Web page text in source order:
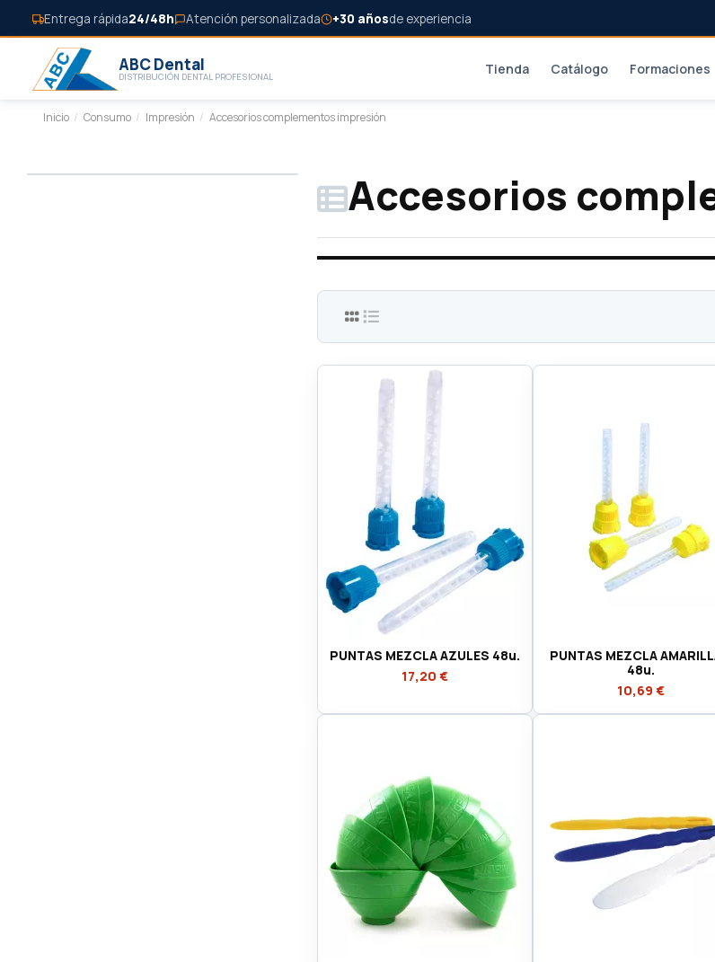
Entrega rápida24/48h Atención personalizada +30 añosde experiencia
ABC Dental
DISTRIBUCIÓN DENTAL PROFESIONAL Tienda Catálogo Formaciones
Inicio Consumo Impresión Accesorios complementos impresión
Accesorios
PUNTAS MEZCLA AZULES 48u.
17,20 €
PUNTAS MEZCLA
48u.
10,69 €